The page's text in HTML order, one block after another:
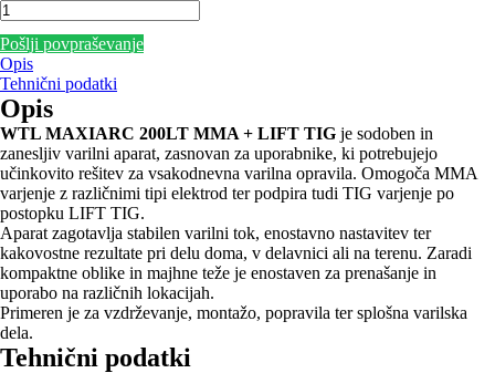
Pošlji povpraševanje
Opis
Tehnični podatki
Opis
WTL MAXIARC 200LT MMA + LIFT TIG je sodoben in
zanesljiv varilni aparat, zasnovan za uporabnike, ki potrebujejo
učinkovito rešitev za vsakodnevna varilna opravila. Omogoča MMA
varjenje z različnimi tipi elektrod ter podpira tudi TIG varjenje po
postopku LIFT TIG.
Aparat zagotavlja stabilen varilni tok, enostavno nastavitev ter
kakovostne rezultate pri delu doma, v delavnici ali na terenu. Zaradi
kompaktne oblike in majhne teže je enostaven za prenašanje in
uporabo na različnih lokacijah.
Primeren je za vzdrževanje, montažo, popravila ter splošna varilska
dela.
Tehnični podatki